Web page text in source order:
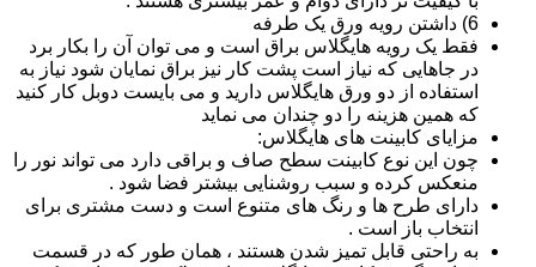
6) داشتن رویه ورق یک طرفه
فقط یک رویه هایگلاس براق است و می توان آن را بکار برد
در جاهایی که نیاز است پشت کار نیز براق نمایان شود نیاز به
استفاده از دو ورق هایگلاس دارید و می بایست دوبل کار کنید
که همین هزینه را دو چندان می نماید
مزایای کابینت های هایگلاس:
چون این نوع کابینت سطح صاف و براقی دارد می تواند نور را
منعکس کرده و سبب روشنایی بیشتر فضا شود .
دارای طرح ها و رنگ های متنوع است و دست مشتری برای
انتخاب باز است .
به راحتی قابل تمیز شدن هستند ، همان طور که در قسمت